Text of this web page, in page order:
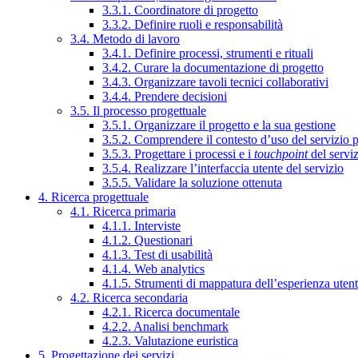
3.3.1. Coordinatore di progetto
3.3.2. Definire ruoli e responsabilità
3.4. Metodo di lavoro
3.4.1. Definire processi, strumenti e rituali
3.4.2. Curare la documentazione di progetto
3.4.3. Organizzare tavoli tecnici collaborativi
3.4.4. Prendere decisioni
3.5. Il processo progettuale
3.5.1. Organizzare il progetto e la sua gestione
3.5.2. Comprendere il contesto d’uso del servizio
3.5.3. Progettare i processi e i touchpointdel
3.5.4. Realizzare l’interfaccia utente del servizio
3.5.5. Validare la soluzione ottenuta
4. Ricerca progettuale
4.1. Ricerca primaria
4.1.1. Interviste
4.1.2. Questionari
4.1.3. Test di usabilità
4.1.4. Web analytics
4.1.5. Strumenti di mappatura dell’esperienza
4.2. Ricerca secondaria
4.2.1. Ricerca documentale
4.2.2. Analisi benchmark
4.2.3. Valutazione euristica
5. Progettazione dei servizi